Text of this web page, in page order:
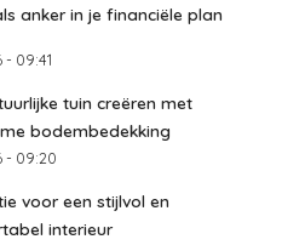
anker in je financiële plan
- 09:41
tuin creëren met
bodembedekking
- 09:20
voor een stijlvol en
interieur